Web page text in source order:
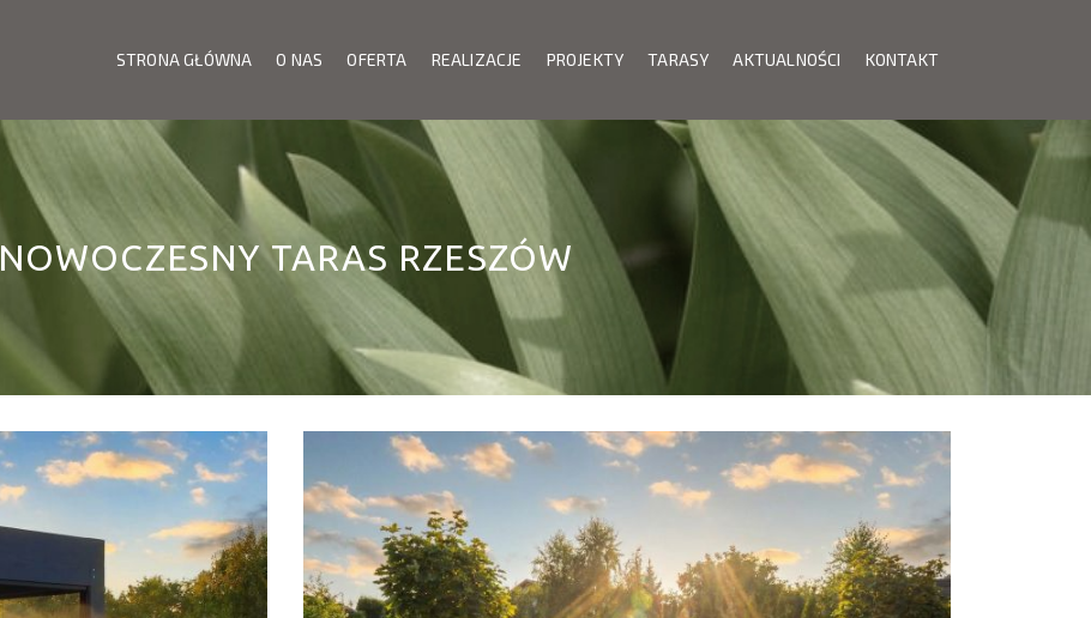
STRONA GŁÓWNA O NAS OFERTA REALIZACJE PROJEKTY TARASY AKTUALNOŚCI KONTAKT
NOWOCZESNY TARAS RZESZÓW